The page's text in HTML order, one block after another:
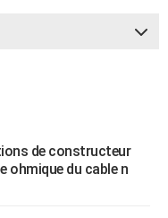
de constructeur
ohmique du cable n